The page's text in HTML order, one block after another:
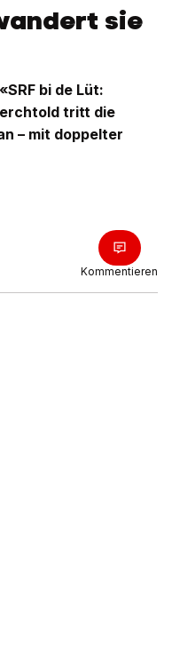
sie
bi de Lüt:
tritt die
– mit doppelter
Kommentieren